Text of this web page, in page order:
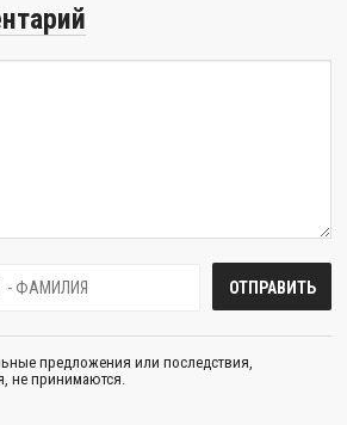
предложения или последствия,
не принимаются.